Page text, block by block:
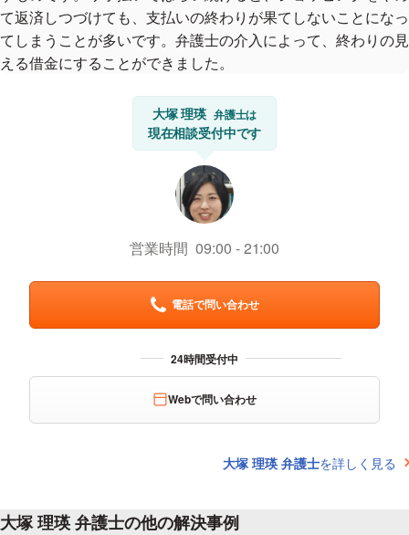
て返済しつづけても、支払いの終わりが果てしないことになっ
てしまうことが多いです。弁護士の介入によって、終わりの見
える借金にすることができました。
大塚 理瑛 弁護士は
現在相談受付中です
営業時間 09:00 21:00
電話で問い合わせ
Webで問い合わせ
大塚 理瑛 弁護士を詳しく見る
大塚 理瑛 弁護士の他の解決事例